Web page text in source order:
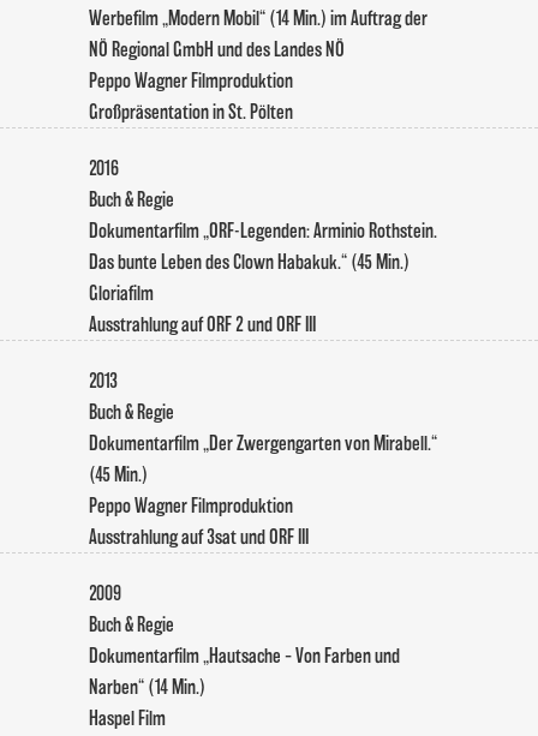
Werbefilm „Modern Mobil“ (14 Min.) im Auftrag der
NÖ Regional GmbH und des Landes NÖ
Peppo Wagner Filmproduktion
Großpräsentation in St. Pölten
2016
Buch & Regie
Dokumentarfilm „ORF-Legenden: Arminio Rothstein.
Das bunte Leben des Clown Habakuk.“ (45 Min.)
Gloriafilm
Ausstrahlung auf ORF 2 und ORF III
2013
Buch & Regie
Dokumentarfilm „Der Zwergengarten von Mirabell.“
(45 Min.)
Peppo Wagner Filmproduktion
Ausstrahlung auf 3sat und ORF III
2009
Buch & Regie
Dokumentarfilm „Hautsache – Von Farben und
Narben“ (14 Min.)
Haspel Film